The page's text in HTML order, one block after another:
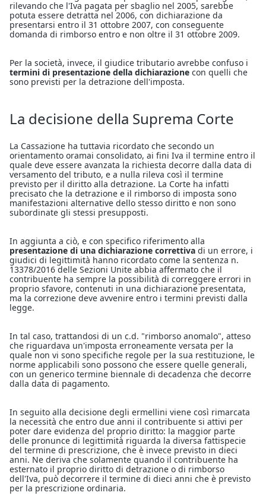
rilevando che l'Iva pagata per sbaglio nel 2005, sarebbe
potuta essere detratta nel 2006, con dichiarazione da
presentarsi entro il 31 ottobre 2007, con conseguente
domanda di rimborso entro e non oltre il 31 ottobre 2009.
Per la società, invece, il giudice tributario avrebbe confuso i
termini di presentazione della dichiarazione con quelli che
sono previsti per la detrazione dell'imposta.
La decisione della Suprema Corte
La Cassazione ha tuttavia ricordato che secondo un
orientamento oramai consolidato, ai fini Iva il termine entro il
quale deve essere avanzata la richiesta decorre dalla data di
versamento del tributo, e a nulla rileva così il termine
previsto per il diritto alla detrazione. La Corte ha infatti
precisato che la detrazione e il rimborso di imposta sono
manifestazioni alternative dello stesso diritto e non sono
subordinate gli stessi presupposti.
In aggiunta a ciò, e con specifico riferimento alla
presentazione di una dichiarazione correttiva di un errore, i
giudici di legittimità hanno ricordato come la sentenza n.
13378/2016 delle Sezioni Unite abbia affermato che il
contribuente ha sempre la possibilità di correggere errori in
proprio sfavore, contenuti in una dichiarazione presentata,
ma la correzione deve avvenire entro i termini previsti dalla
legge.
In tal caso, trattandosi di un c.d. "rimborso anomalo", atteso
che riguardava un'imposta erroneamente versata per la
quale non vi sono specifiche regole per la sua restituzione, le
norme applicabili sono possono che essere quelle generali,
con un generico termine biennale di decadenza che decorre
dalla data di pagamento.
In seguito alla decisione degli ermellini viene così rimarcata
la necessità che entro due anni il contribuente si attivi per
poter dare evidenza del proprio diritto: la maggior parte
delle pronunce di legittimità riguarda la diversa fattispecie
del termine di prescrizione, che è invece previsto in dieci
anni. Ne deriva che solamente quando il contribuente ha
esternato il proprio diritto di detrazione o di rimborso
dell'Iva, può decorrere il termine di dieci anni che è previsto
per la prescrizione ordinaria.